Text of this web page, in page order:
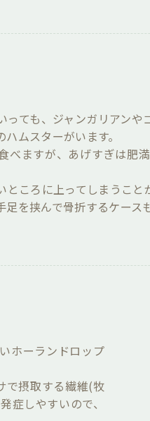
っても、ジャンガリアン
ムスターがいます。
べますが、あげすぎは肥
ところに上ってしまうこ
足を挟んで骨折するケー
ホーランドロップ
で摂取する繊維(牧
症しやすいので、